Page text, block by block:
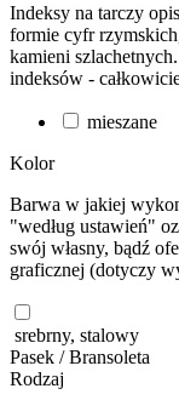
Indeksy na tarczy
formie cyfr
kamieni
indeksów -
mieszane
Kolor
Barwa w jakiej
"według ustawień"
swój własny, bądź
graficznej (dotyczy
srebrny, stalowy
Pasek / Bransoleta
Rodzaj